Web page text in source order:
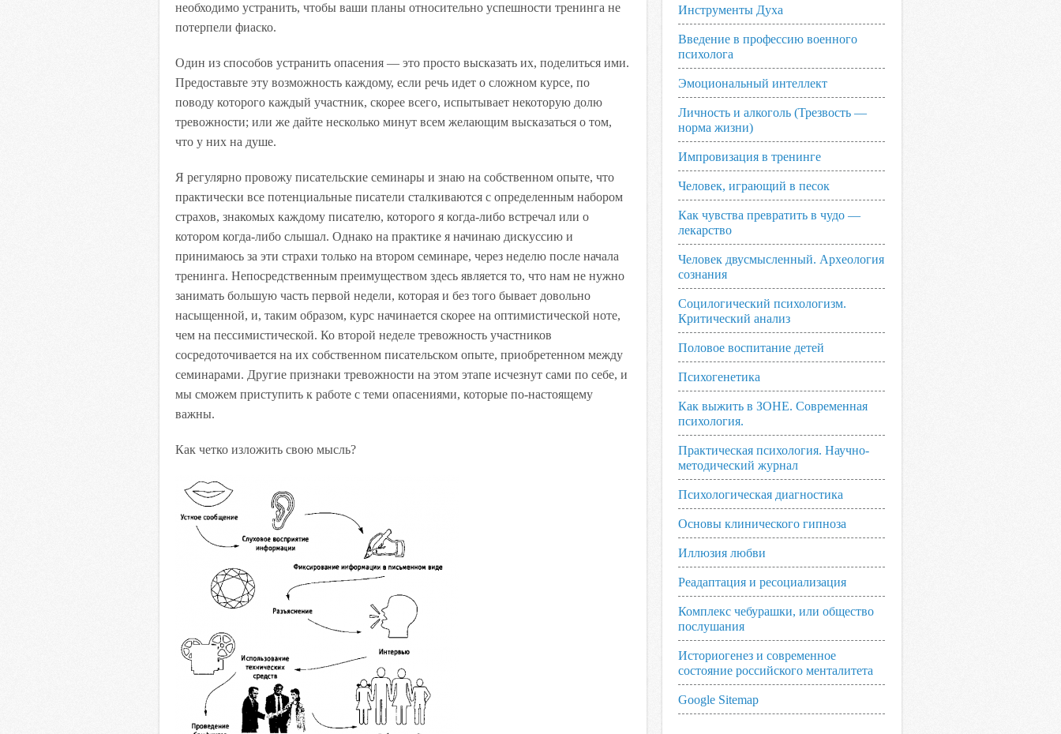
необходимо устранить, чтобы ваши планы относительно успешности тренинга не
потерпели фиаско.
Один из способов устранить опасения — это просто высказать их, поделиться ими.
Предоставьте эту возможность каждому, если речь идет о сложном курсе, по
поводу которого каждый участник, скорее всего, испытывает некоторую долю
тревожности; или же дайте несколько минут всем желающим высказаться о том,
что у них на душе.
Я регулярно провожу писательские семинары и знаю на собственном опыте, что
практически все потенциальные писатели сталкиваются с определенным набором
страхов, знакомых каждому писателю, которого я когда-либо встречал или о
котором когда-либо слышал. Однако на практике я начинаю дискуссию и
принимаюсь за эти страхи только на втором семинаре, через неделю после начала
тренинга. Непосредственным преимуществом здесь является то, что нам не нужно
занимать большую часть первой недели, которая и без того бывает довольно
насыщенной, и, таким образом, курс начинается скорее на оптимистической ноте,
чем на пессимистической. Ко второй неделе тревожность участников
сосредоточивается на их собственном писательском опыте, приобретенном между
семинарами. Другие признаки тревожности на этом этапе исчезнут сами по себе, и
мы сможем приступить к работе с теми опасениями, которые по-настоящему
важны.
Как четко изложить свою мысль?
Инструменты Духа
Введение в профессию военного
психолога
Эмоциональный интеллект
Личность и алкоголь (Трезвость —
норма жизни)
Импровизация в тренинге
Человек, играющий в песок
Как чувства превратить в чудо —
лекарство
Человек двусмысленный. Археология
сознания
Социлогический психологизм.
Критический анализ
Половое воспитание детей
Психогенетика
Как выжить в ЗОНЕ. Современная
психология.
Практическая психология. Научно-
методический журнал
Психологическая диагностика
Основы клинического гипноза
Иллюзия любви
Реадаптация и ресоциализация
Комплекс чебурашки, или общество
послушания
Историогенез и современное
состояние российского менталитета
Google Sitemap